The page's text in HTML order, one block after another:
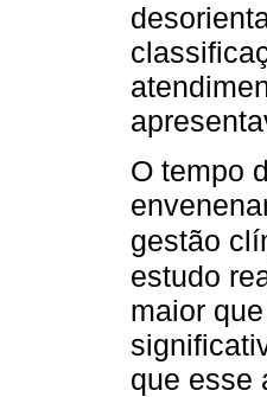
O tempo
gestão
estudo
maior
que esse